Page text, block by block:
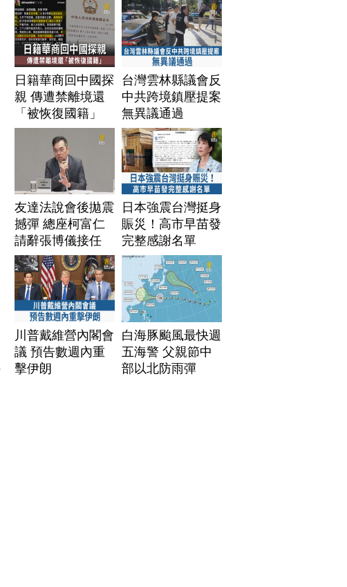
日籍華商回中國探
親 傳遭禁離境還
「被恢復國籍」
台灣雲林縣議會反
中共跨境鎮壓提案
無異議通過
友達法說會後拋震
撼彈 總座柯富仁
請辭張博儀接任
日本強震台灣挺身
賑災！高市早苗發
完整感謝名單
川普戴維營內閣會
議 預告數週內重
擊伊朗
白海豚颱風最快週
五海警 父親節中
部以北防雨彈